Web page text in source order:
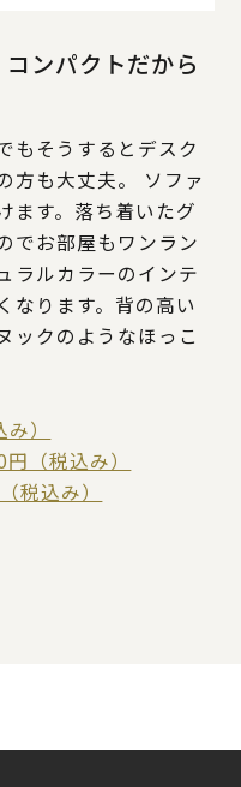
ンパクトだから
もそうするとデスク
方も大丈夫。 ソファ
ます。落ち着いたグ
でお部屋もワンラン
ラルカラーのインテ
なります。背の高い
ックのようなほっこ
）
（税込み）
込み）